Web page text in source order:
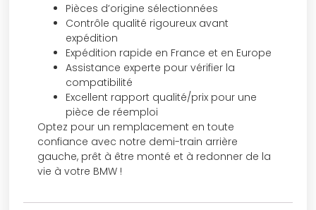
Pièces d’origine sélectionnées
Contrôle qualité rigoureux avant
expédition
Expédition rapide en France et en Europe
Assistance experte pour vérifier la
compatibilité
Excellent rapport qualité/prix pour une
pièce de réemploi
Optez pour un remplacement en toute
confiance avec notre demi-train arrière
gauche, prêt à être monté et à redonner de la
vie à votre BMW !